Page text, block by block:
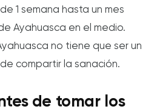
1 semana hasta un mes
Ayahuasca en el medio.
no tiene que ser un
compartir la sanación.
de tomar los